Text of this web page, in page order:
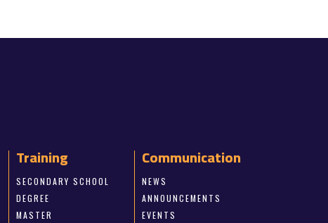
Training
SECONDARY SCHOOL
DEGREE
MASTER
Communication
NEWS
ANNOUNCEMENTS
EVENTS